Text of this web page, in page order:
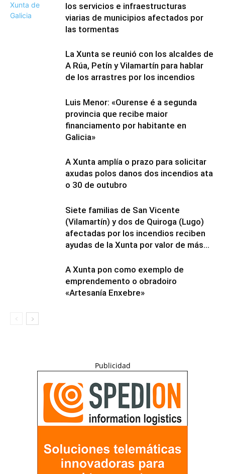
los servicios e infraestructuras
viarias de municipios afectados por
las tormentas
La Xunta se reunió con los alcaldes de
A Rúa, Petín y Vilamartín para hablar
de los arrastres por los incendios
Luis Menor: «Ourense é a segunda
provincia que recibe maior
financiamento por habitante en
Galicia»
A Xunta amplía o prazo para solicitar
axudas polos danos dos incendios ata
o 30 de outubro
Siete familias de San Vicente
(Vilamartín) y dos de Quiroga (Lugo)
afectadas por los incendios reciben
ayudas de la Xunta por valor de más...
A Xunta pon como exemplo de
emprendemento o obradoiro
«Artesanía Enxebre»
Publicidad